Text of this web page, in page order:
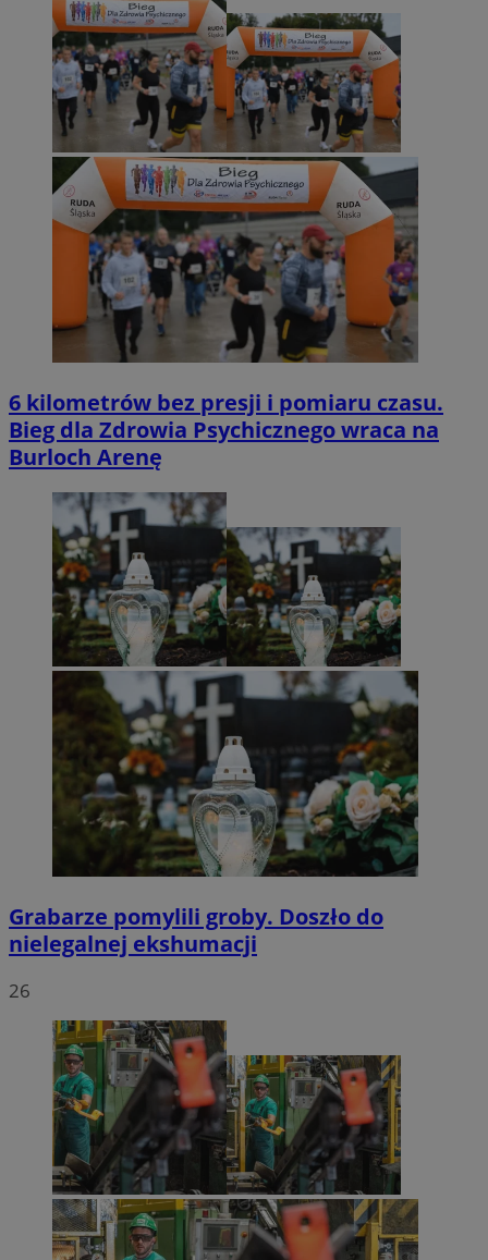
6 kilometrów bez presji i pomiaru czasu.
Bieg dla Zdrowia Psychicznego wraca na
Burloch Arenę
Grabarze pomylili groby. Doszło do
nielegalnej ekshumacji
26